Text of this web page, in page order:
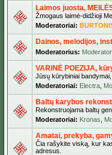
Laimos juosta,
Žmogaus laimė-didžioji
Moderatoriai:
Dainos, melodijos,
Moderatorius:
VARINĖ POEZIJA,
Jūsų kūrybiniai
Moderatoriai: Electra
Baltų karybos
Rekonstruojama baltų
Moderatoriai: Kronas
Amatai, prekyba,
Čia rašykite viską, kur
adresus.